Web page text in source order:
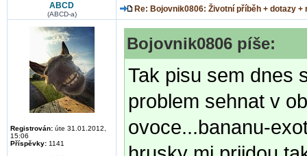
ABCD
(ABCD-a)
Re: Bojovnik0806: Životní příběh + dotazy
Registrován: úte 31.01.2012,
15:06
Příspěvky: 1141
Bojovnik0806 píše:
Tak pisu sem dnes
problem sehnat v
ovoce...bananu-